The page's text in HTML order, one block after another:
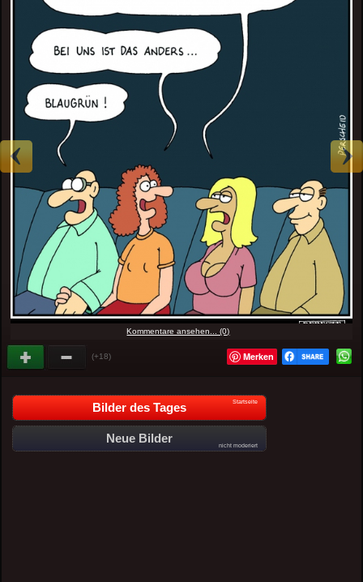
Kommentare ansehen... (0)
(+18) Merken
Bilder des Tages Startseite
Neue Bilder
nicht moderiert